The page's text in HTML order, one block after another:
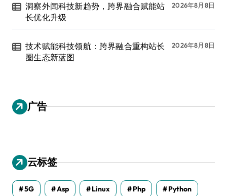
洞察外闻科技新趋势，跨界融合赋能站
长优化升级
2026年8月8日
技术赋能科技领航：跨界融合重构站长
圈生态新蓝图
2026年8月8日
广告
云标签
5G Asp Linux Php Python